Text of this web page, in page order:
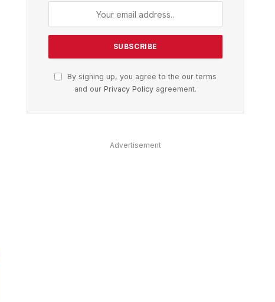
By signing up, you agree to the our terms
and our Privacy Policyagreement.
Advertisement